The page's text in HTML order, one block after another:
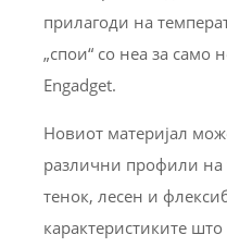
прилагоди на
„спои“ со неа за
Еngadget.
Новиот материјал
различни профили на
тенок, лесен и
карактеристиките